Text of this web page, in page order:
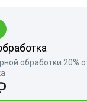
обработки 20%